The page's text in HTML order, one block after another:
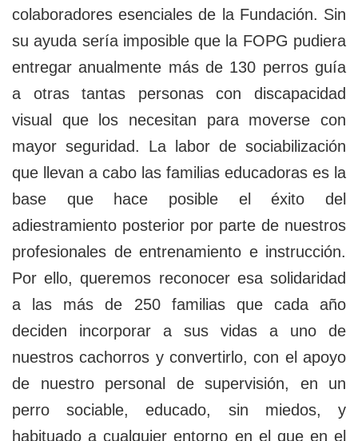
colaboradores esenciales de la Fundación. Sin
su ayuda sería imposible que la FOPG pudiera
entregar anualmente más de 130 perros guía
a otras tantas personas con discapacidad
visual que los necesitan para moverse con
mayor seguridad. La labor de sociabilización
que llevan a cabo las familias educadoras es la
base que hace posible el éxito del
adiestramiento posterior por parte de nuestros
profesionales de entrenamiento e instrucción.
Por ello, queremos reconocer esa solidaridad
a las más de 250 familias que cada año
deciden incorporar a sus vidas a uno de
nuestros cachorros y convertirlo, con el apoyo
de nuestro personal de supervisión, en un
perro sociable, educado, sin miedos, y
habituado a cualquier entorno en el que en el